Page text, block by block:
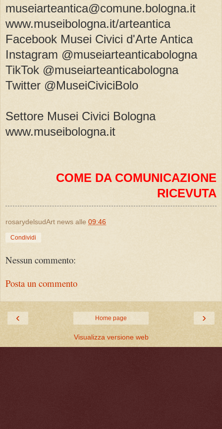
museiarteantica@comune.bologna.it
www.museibologna.it/arteantica
Facebook Musei Civici d'Arte Antica
Instagram @museiarteanticabologna
TikTok @museiarteanticabologna
Twitter @MuseiCiviciBolo
Settore Musei Civici Bologna
www.museibologna.it
COME DA COMUNICAZIONE
RICEVUTA
rosarydelsudArt news alle 09:46
Condividi
Nessun commento:
Posta un commento
‹ ›
Home page
Visualizza versione web